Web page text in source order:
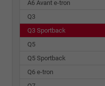
A6 Avant e-tron
Q3
Q3 Sportback
Q5
Q5 Sportback
Q6 e-tron